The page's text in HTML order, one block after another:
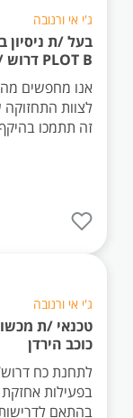
ג'י אי ורנובה
בעל /ת
PLOT B דרוש /ה מהנדס /ת מכשור ובקרה
זה תתמכו
ג'י אי ורנובה
טכנאי /ת
כוכב הירדן
לתחנת כח
בפעילות
בהתאם